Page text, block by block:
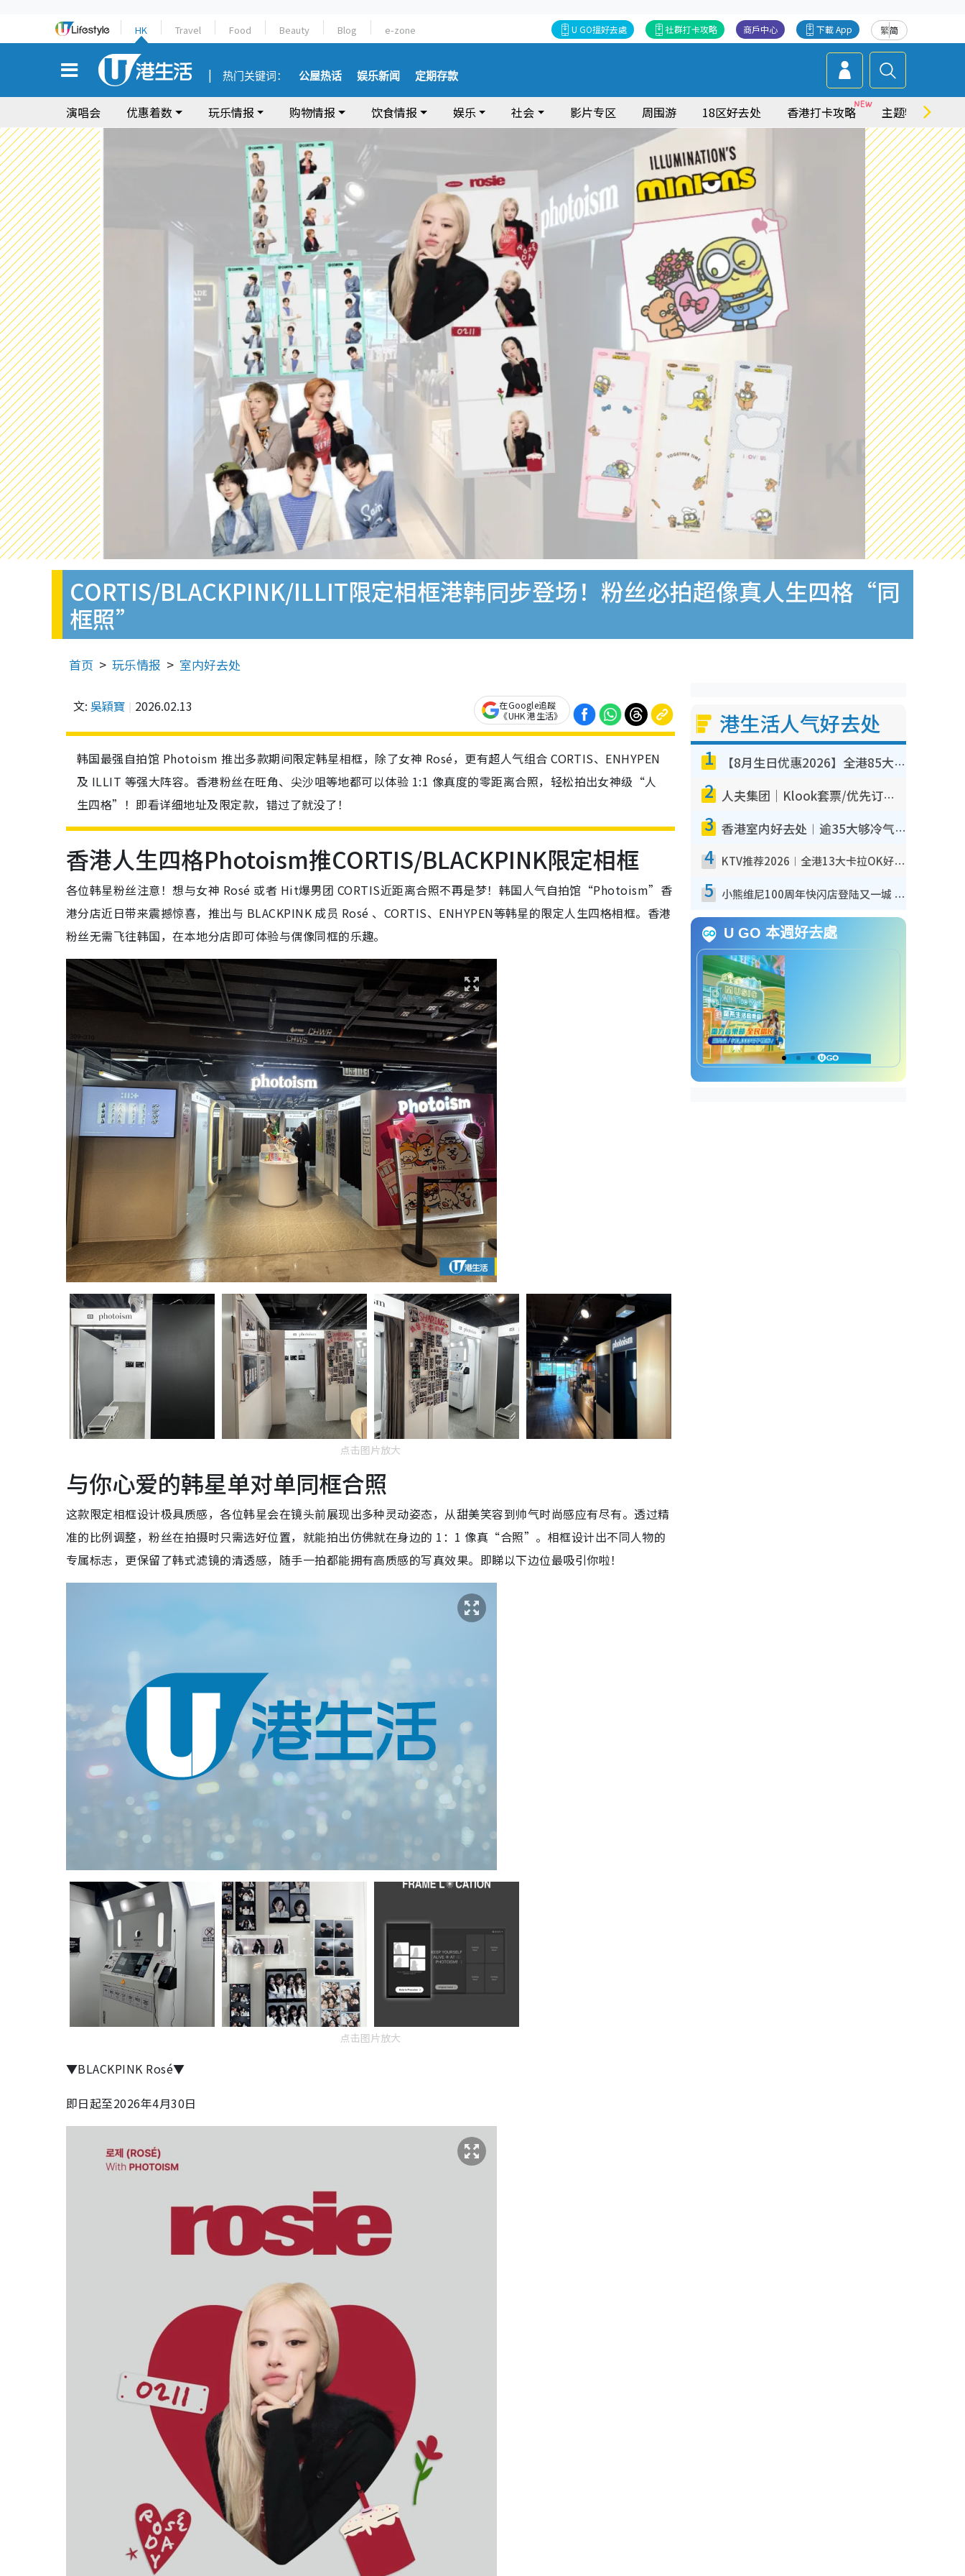
HK Travel Food Beauty Blog e-zone 繁简
下載 App
商戶中心
社群打卡攻略
U GO搵好去處
热门关键词： 公屋热话 娱乐新闻 定期存款
演唱会 优惠着数 玩乐情报 购物情报 饮食情报 娱乐 社会 影片专区 周围游 18区好去处 香港打卡攻略 主题特集
CORTIS/BLACKPINK/ILLIT限定相框港韩同步登场！粉丝必拍超像真人生四格“同
框照”
首页 玩乐情报 室内好去处
文: 吳穎寶 2026.02.13
在Google追蹤
《UHK 港生活》
韩国最强自拍馆 Photoism 推出多款期间限定韩星相框，除了女神 Rosé，更有超人气组合 CORTIS、ENHYPEN
及 ILLIT 等强大阵容。香港粉丝在旺角、尖沙咀等地都可以体验 1:1 像真度的零距离合照，轻松拍出女神级“人
生四格”！即看详细地址及限定款，错过了就没了！
香港人生四格Photoism推CORTIS/BLACKPINK限定相框
各位韩星粉丝注意！想与女神 Rosé 或者 Hit爆男团 CORTIS近距离合照不再是梦！韩国人气自拍馆“Photoism”香
港分店近日带来震撼惊喜，推出与 BLACKPINK 成员 Rosé 、CORTIS、ENHYPEN等韩星的限定人生四格相框。香港
粉丝无需飞往韩国，在本地分店即可体验与偶像同框的乐趣。
点击图片放大
与你心爱的韩星单对单同框合照
这款限定相框设计极具质感，各位韩星会在镜头前展现出多种灵动姿态，从甜美笑容到帅气时尚感应有尽有。透过精
准的比例调整，粉丝在拍摄时只需选好位置，就能拍出仿佛就在身边的 1：1 像真“合照”。相框设计出不同人物的
专属标志，更保留了韩式滤镜的清透感，随手一拍都能拥有高质感的写真效果。即睇以下边位最吸引你啦！
点击图片放大
▼BLACKPINK Rosé▼
即日起至2026年4月30日
港生活人气好去处
1 【8月生日优惠2026】全港85大食买玩著数攻略 自助餐/火锅放题同行免费＋诚品/DONKI送现金券
2 人夫集团｜Klook套票/优先订票/公开售票抢票攻略！附票价.购票连结.场地座位表
3 香港室内好去处︱逾35大够冷气室内好去处推荐 室内活动免费避雨无惧下雨
4 KTV推荐2026︱全港13大卡拉OK好去处！最低36元起 日语歌都有！(附地址+收费详情)
5 小熊维尼100周年快闪店登陆又一城 重现百亩森林经典场景／独家限定盲盒登场／专属DIY香水
U GO 本週好去處